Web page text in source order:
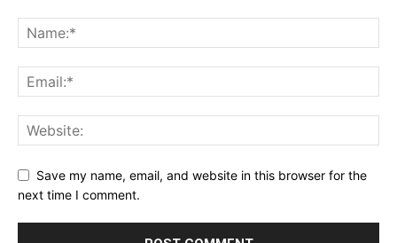
Save my name, email, and website in this browser for the
next time I comment.